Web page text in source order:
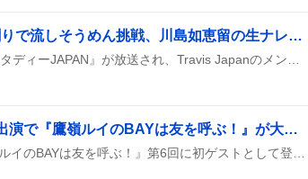
「スタディーJAPAN」竹割りで流しそうめん挑戦、川島如恵留の生ナレーションにファン歓喜
8月8日の『シューイチ』で『スタディーJAPAN』が放送され、Travis Japanのメンバーが竹を割って流しそうめんの水路を作り、川島如恵留が生ナレーションを担当した様子が紹介された。
声優楠木ともり、初ゲスト出演で『鷹嶺ルイのBAYは友を呼ぶ！』が大盛り上がり「可愛くて楽しかった」
声優の楠木ともりさんが『鷹嶺ルイのBAYは友を呼ぶ！』第6回に初ゲストとして登場し、ルイ姉と楽しいトークや歌を披露した。リスナーは「可愛くて楽しかった」や「また来週も楽しみ」などと盛り上がっている。